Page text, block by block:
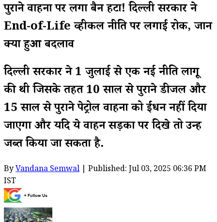
पुराने वाहनों पर लगा बैन हटा! दिल्ली सरकार ने
End-of-Life व्हीकल नीति पर लगाई रोक, जानें
क्यों हुआ बदलाव
दिल्ली सरकार ने 1 जुलाई से एक नई नीति लागू
की थी जिसके तहत 10 साल से पुराने डीजल और
15 साल से पुराने पेट्रोल वाहनों को ईंधन नहीं दिया
जाएगा और यदि ये वाहन सड़कों पर दिखे तो उन्हें
जब्त किया जा सकता है.
ByVandana Semwal | Published: Jul 03, 2025 06:36 PM
IST